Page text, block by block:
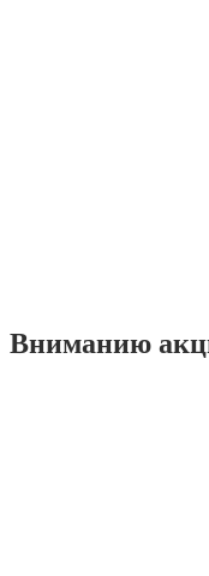
Вниманию